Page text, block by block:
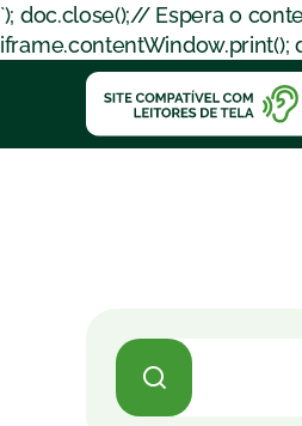
`); doc.close();// Espera o
iframe.contentWindow.print();